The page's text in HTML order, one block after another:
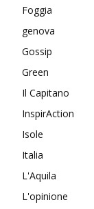
Foggia
genova
Gossip
Green
Il Capitano
InspirAction
Isole
Italia
L'Aquila
L'opinione